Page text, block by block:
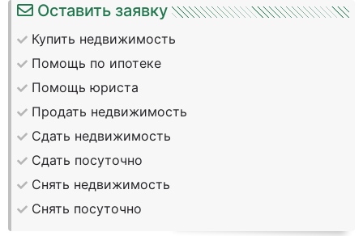
Оставить заявку
Купить недвижимость
Помощь по ипотеке
Помощь юриста
Продать недвижимость
Сдать недвижимость
Сдать посуточно
Снять недвижимость
Снять посуточно